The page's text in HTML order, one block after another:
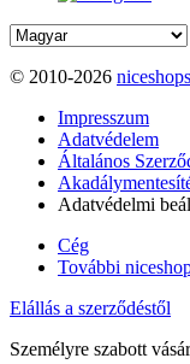
© 2010-2026
Impresszum
Adatvédelem
Általános
Adatvédelmi
Cég
További
Elállás a szerződéstől
Személyre szabott